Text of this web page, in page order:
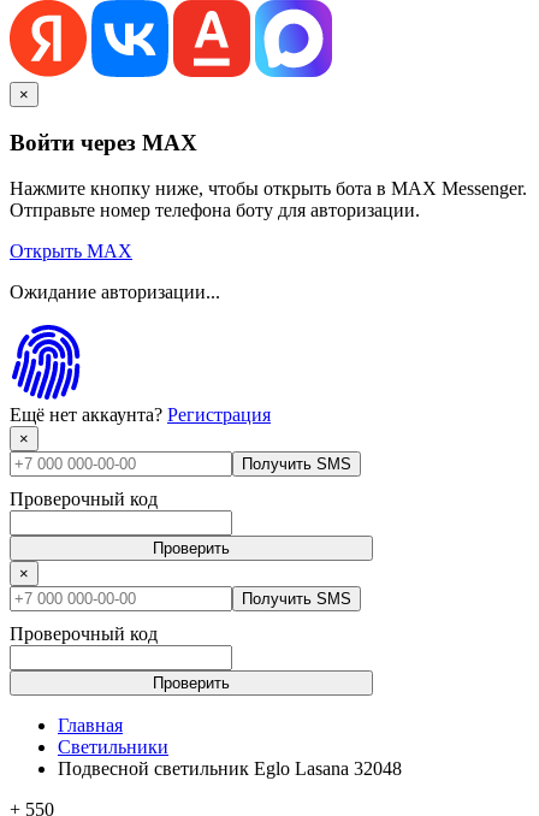
×
Войти через MAX
Нажмите кнопку ниже, чтобы открыть бота в MAX Messenger.
Отправьте номер телефона боту для авторизации.
Открыть MAX
Ожидание авторизации...
Ещё нет аккаунта? Регистрация
×
Получить SMS
Проверочный код
Проверить
×
Получить SMS
Проверочный код
Проверить
Главная
Светильники
Подвесной светильник Eglo Lasana 32048
+ 550